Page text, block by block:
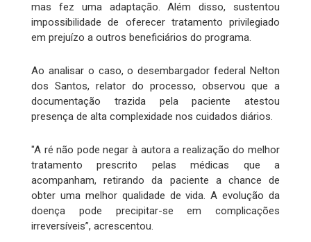
mas fez uma adaptação. Além disso, sustentou
impossibilidade de oferecer tratamento privilegiado
em prejuízo a outros beneficiários do programa.
Ao analisar o caso, o desembargador federal Nelton
dos Santos, relator do processo, observou que a
documentação trazida pela paciente atestou
presença de alta complexidade nos cuidados diários.
"A ré não pode negar à autora a realização do melhor
tratamento prescrito pelas médicas que a
acompanham, retirando da paciente a chance de
obter uma melhor qualidade de vida. A evolução da
doença pode precipitar-se em complicações
irreversíveis”, acrescentou.